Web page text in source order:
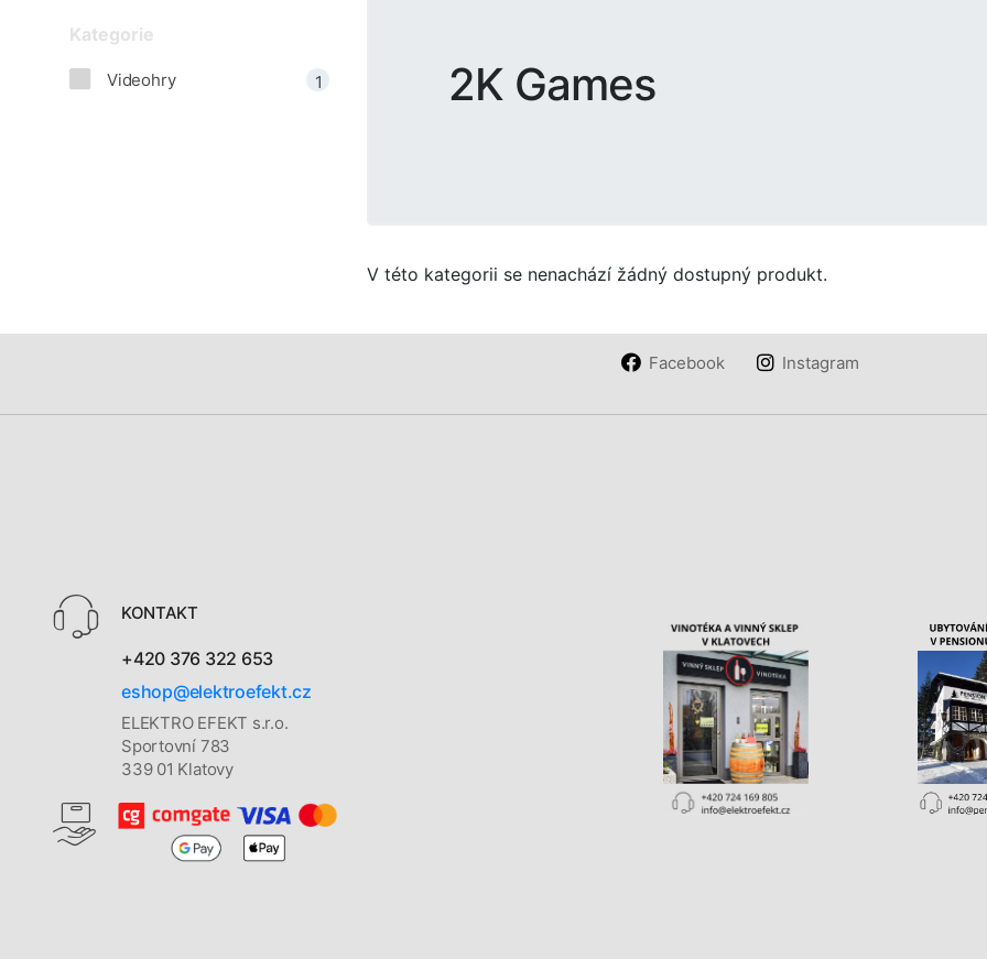
2K Games
V této kategorii se nenachází žádný dostupný produkt.
Kategorie
Videohry 1
Facebook Instagram
KONTAKT
+420 376 322 653
eshop@elektroefekt.cz
ELEKTRO EFEKT s.r.o.
Sportovní 783
339 01 Klatovy